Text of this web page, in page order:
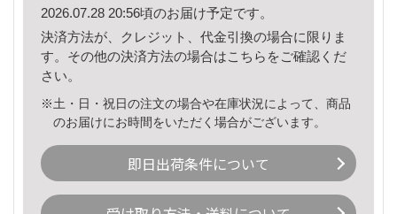
2026.07.28 20:56頃のお届け予定です。
決済方法が、クレジット、代金引換の場合に限りま
す。その他の決済方法の場合はこちら をご確認くだ
さい。
※土・日・祝日の注文の場合や在庫状況によって、商品
のお届けにお時間をいただく場合がございます。
即日出荷条件について